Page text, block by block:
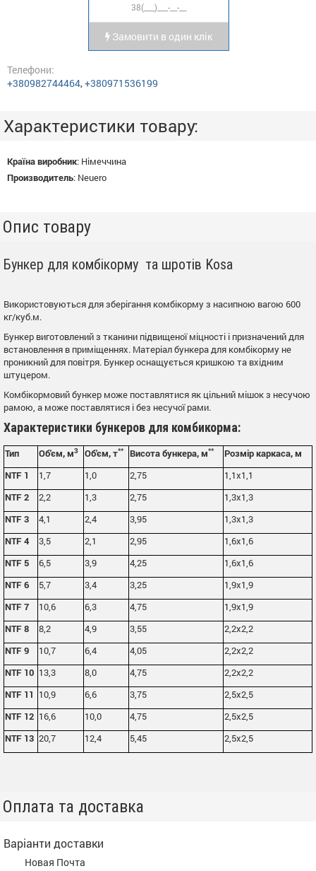
Замовити в один клік
Телефони:
+380982744464,+380971536199
Характеристики товару:
Країна виробник: Німеччина
Производитель: Neuero
Опис товару
Бункер для комбікорму та шротів Kosa
Використовуються для зберігання комбікорму з насипною вагою 600
кг/куб.м.
Бункер виготовлений з тканини підвищеної міцності і призначений для
встановлення в приміщеннях. Матеріал бункера для комбікорму не
проникний для повітря. Бункер оснащується кришкою та вхідним
штуцером.
Комбікормовий бункер може поставлятися як цільний мішок з несучою
рамою, а може поставлятися і без несучої рами.
Характеристики бункеров для комбикорма:
Тип Об'єм, м3 Об'єм, т** Висота бункера, м**
Розмір каркаса, м
NTF 1
1,7 1,0 2,75
1,1x1,1
NTF 2
2,2 1,3 2,75
1,3x1,3
NTF 3
4,1 2,4 3,95
1,3x1,3
NTF 4
3,5 2,1 2,95
1,6x1,6
NTF 5
6,5 3,9 4,25
1,6x1,6
NTF 6
5,7 3,4 3,25
1,9x1,9
NTF 7
10,6 6,3 4,75
1,9x1,9
NTF 8
8,2 4,9 3,55
2,2x2,2
NTF 9
10,7 6,4 4,05
2,2x2,2
NTF 10 13,3 8,0 4,75
2,2x2,2
NTF 11 10,9 6,6 3,75
2,5x2,5
NTF 12 16,6 10,0 4,75
2,5x2,5
NTF 13 20,7 12,4 5,45 2,5x2,5
Оплата та доставка
Варіанти доставки
Новая Почта